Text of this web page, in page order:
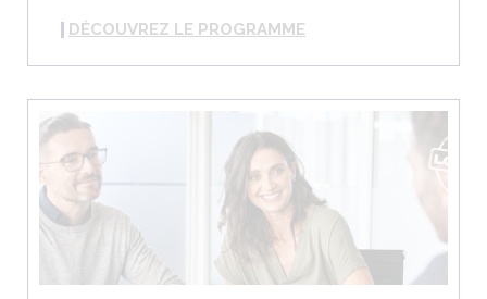
DÉCOUVREZ LE PROGRAMME